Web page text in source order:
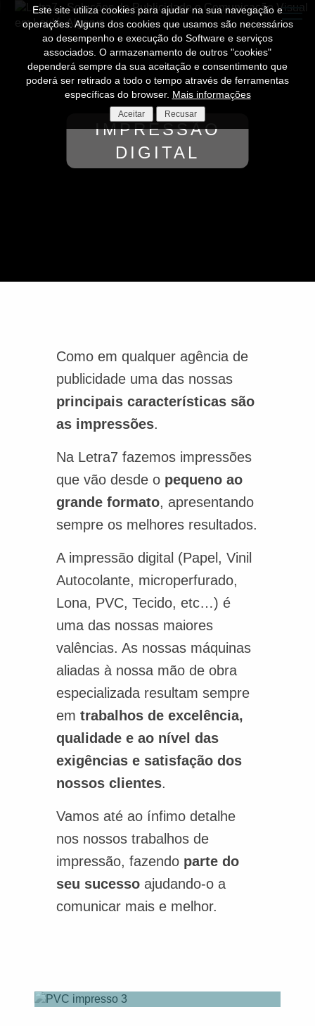
Este site utiliza cookies para ajudar na sua navegação e
operações. Alguns dos cookies que usamos são necessários
ao desempenho e execução do Software e serviços
associados. O armazenamento de outros "cookies"
dependerá sempre da sua aceitação e consentimento que
poderá ser retirado a todo o tempo através de ferramentas
específicas do browser. Mais informações
Aceitar Recusar
IMPRESSÃO
DIGITAL
Como em qualquer agência de
publicidade uma das nossas
principais características são
as impressões.
Na Letra7 fazemos impressões
que vão desde o pequeno ao
grande formato, apresentando
sempre os melhores resultados.
A impressão digital (Papel, Vinil
Autocolante, microperfurado,
Lona, PVC, Tecido, etc…) é
uma das nossas maiores
valências. As nossas máquinas
aliadas à nossa mão de obra
especializada resultam sempre
em trabalhos de excelência,
qualidade e ao nível das
exigências e satisfação dos
nossos clientes.
Vamos até ao ínfimo detalhe
nos nossos trabalhos de
impressão, fazendo parte do
seu sucesso ajudando-o a
comunicar mais e melhor.